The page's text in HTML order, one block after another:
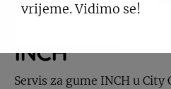
INCH
Servis za gume INCH u City
vrijeme. Vidimo se!